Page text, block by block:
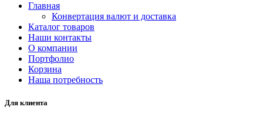
Главная
Конвертация валют и доставка
Каталог товаров
Наши контакты
О компании
Портфолио
Корзина
Наша потребность
Для клиента